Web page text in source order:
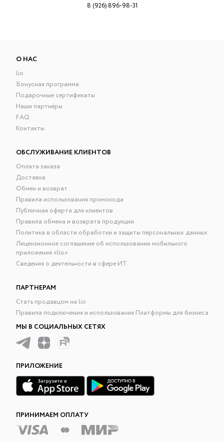
8 (926) 896-98-31
О НАС
lio
Бонусная программа
Подарочные сертификаты
Наши партнёры
FAQ
Контакты
ОБСЛУЖИВАНИЕ КЛИЕНТОВ
Оплата заказа
Доставка
Обмен и возврат
Правила использования промокода
Публичная оферта для клиентов
Правила обмена и возврата продукции
Политика в области обработки и защиты персональных данных
Лицензионное соглашение об использовании мобильного
приложения «lío»
Сведения о деятельности в сфере ИТ
ПАРТНЕРАМ
Стать продавцом на lio
Правила подключения и использования Платформы для бизнеса
МЫ В СОЦИАЛЬНЫХ СЕТЯХ
ПРИЛОЖЕНИЕ
ПРИНИМАЕМ ОПЛАТУ